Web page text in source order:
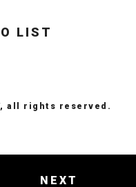
NEXT
LIST
all rights reserved.